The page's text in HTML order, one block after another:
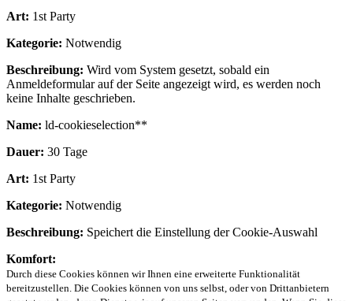
Art: 1st Party
Kategorie: Notwendig
Beschreibung: Wird vom System gesetzt, sobald ein
Anmeldeformular auf der Seite angezeigt wird, es werden noch
keine Inhalte geschrieben.
Name: ld-cookieselection**
Dauer: 30 Tage
Art: 1st Party
Kategorie: Notwendig
Beschreibung: Speichert die Einstellung der Cookie-Auswahl
Komfort:
Durch diese Cookies können wir Ihnen eine erweiterte Funktionalität
bereitzustellen. Die Cookies können von uns selbst, oder von Drittanbietern